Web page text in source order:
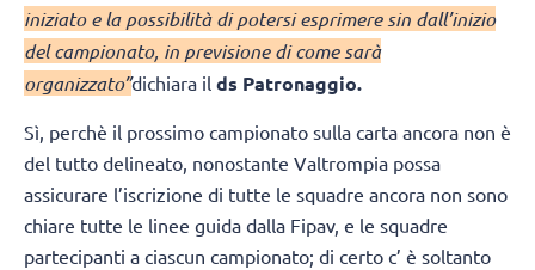
iniziato e la possibilità di potersi esprimere sin dall’inizio
del campionato, in previsione di come sarà
organizzato”dichiara il ds Patronaggio.
Sì, perchè il prossimo campionato sulla carta ancora non è
del tutto delineato, nonostante Valtrompia possa
assicurare l’iscrizione di tutte le squadre ancora non sono
chiare tutte le linee guida dalla Fipav, e le squadre
partecipanti a ciascun campionato; di certo c’ è soltanto